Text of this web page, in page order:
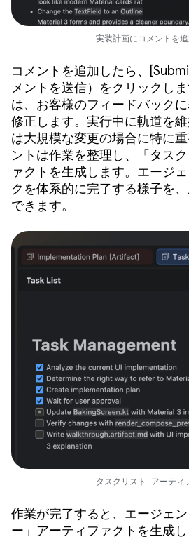
実装計画にコメントを
コメントを追加したら、
メントを送信）をクリックし
は、お客様のフィードバック
修正します。実行中に軌道を
は大規模な変更の場合に特に
ントは作業を整理し、「タス
ァクトを生成します。エージ
クを体系的に完了する様子を
できます。
タスクリスト アーティ
作業が完了すると、エージェ
ー」アーティファクトを生成し